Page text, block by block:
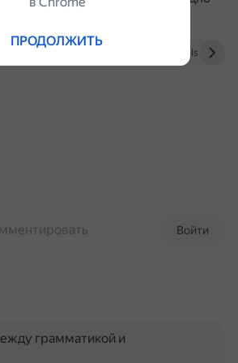
или заменить.
Войти
грамматикой и
ПРОДОЛЖИТЬ